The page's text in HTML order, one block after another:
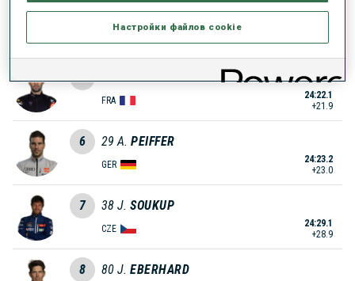
4 16 E. SVENDSEN
+18.2
5 20 M. FOURCADE
FRA
24:22.1
+21.9
6 29 A. PEIFFER
GER
24:23.2
+23.0
7 38 J. SOUKUP
CZE
24:29.1
+28.9
8 80 J. EBERHARD
Настройки файлов cookie